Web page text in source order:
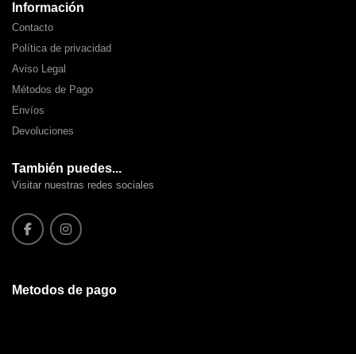
Información
Contacto
Política de privacidad
Aviso Legal
Métodos de Pago
Envíos
Devoluciones
También puedes...
Visitar nuestras redes sociales
Metodos de pago